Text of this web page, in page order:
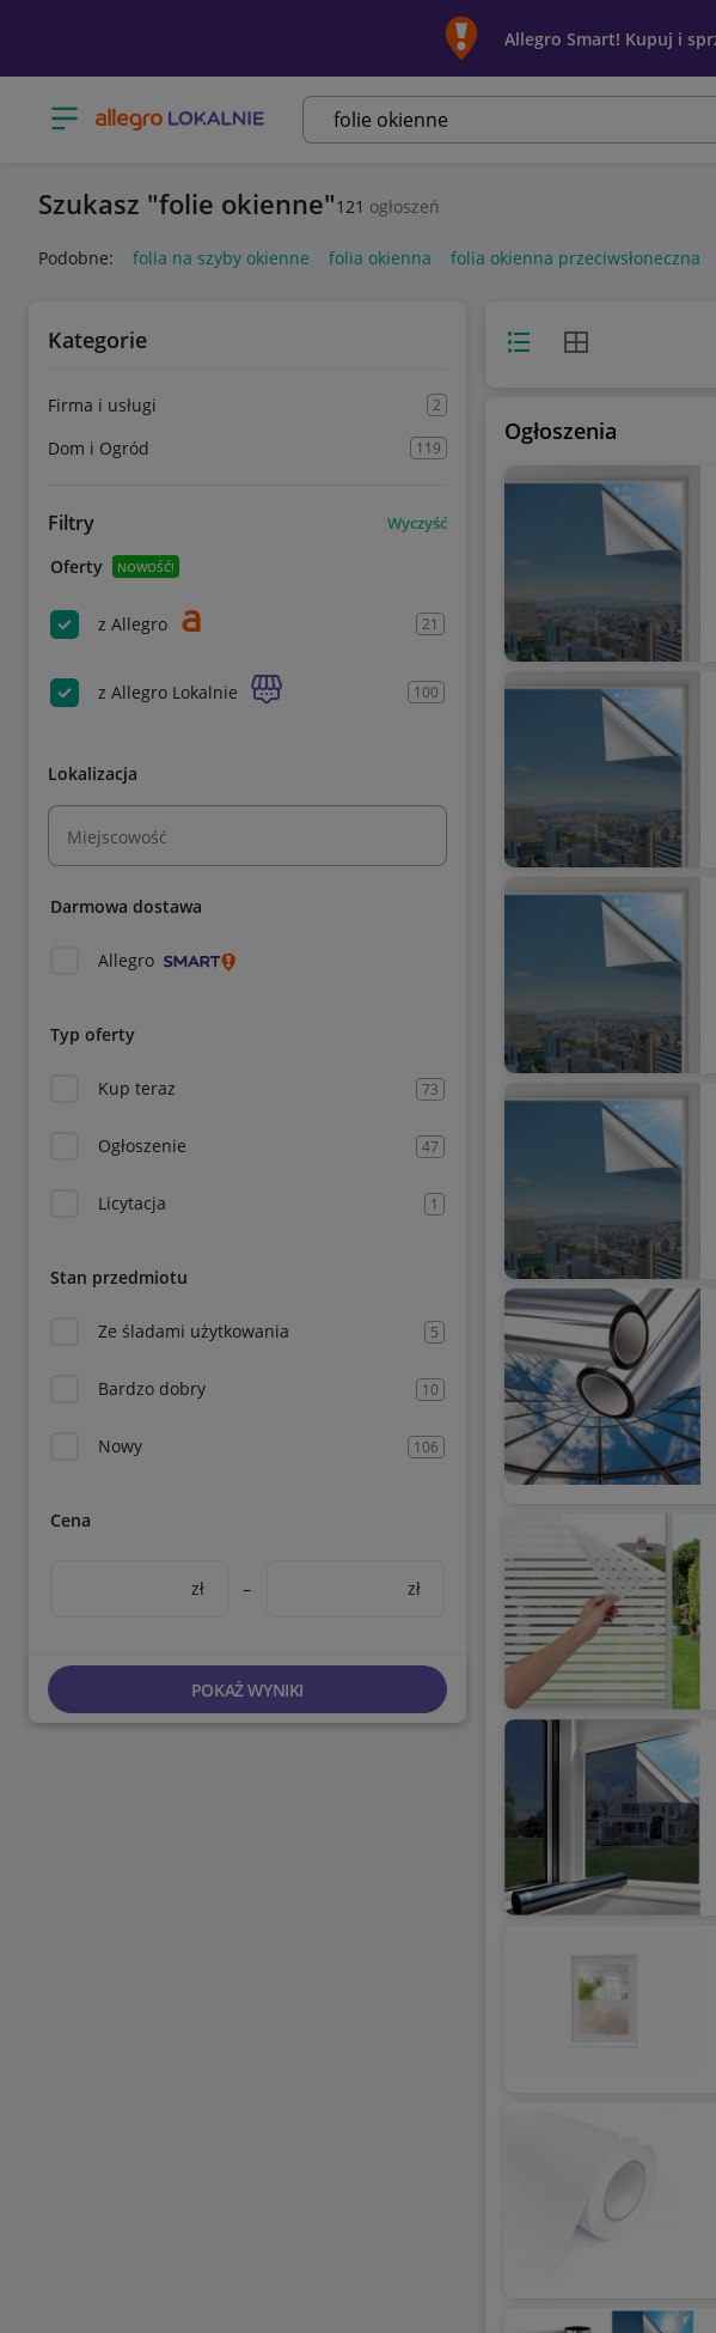
Allegro Smart! Kupuj i
Otwórz menu z kategoriami
Szukasz folie okienne 121 ogłoszeń
Podobne: folia na szyby okienne folia okienna folia okienna przeciwsłoneczna
Kategorie
Firma i usługi 2
Dom i Ogród 119
Filtry Wyczyść
Oferty NOWOŚĆ!
z Allegro 21
z Allegro Lokalnie 100
Lokalizacja
Miejscowość
Darmowa dostawa
Allegro
Typ oferty
Kup teraz 73
Ogłoszenie 47
Licytacja 1
Stan przedmiotu
Ze śladami użytkowania 5
Bardzo dobry 10
Nowy 106
Cena
zł – zł
POKAŻ WYNIKI
Widok listyWidok siatki
Ogłoszenia